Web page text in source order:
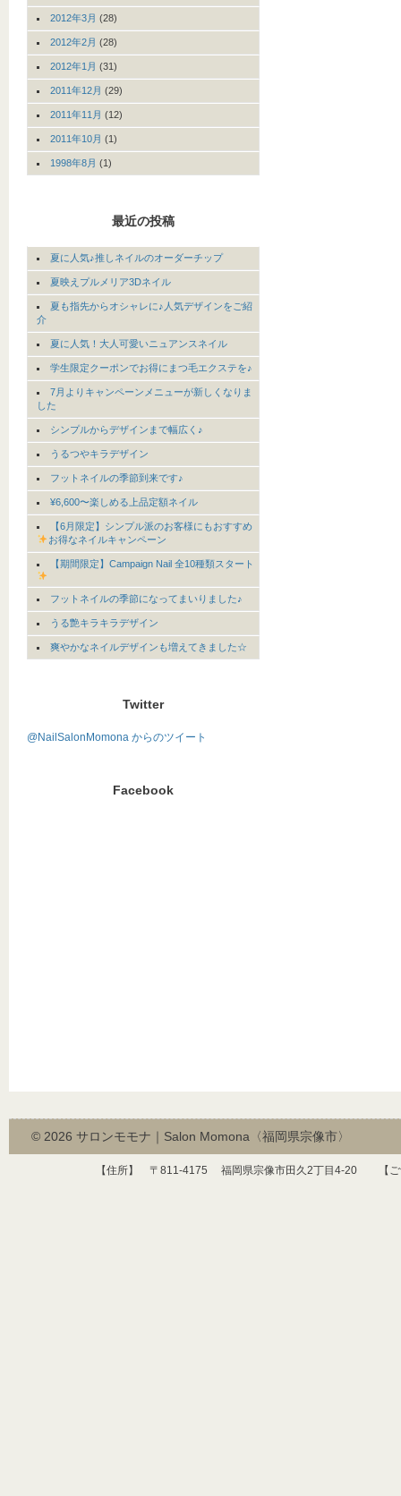
2012年3月 (28)
2012年2月 (28)
2012年1月 (31)
2011年12月 (29)
2011年11月 (12)
2011年10月 (1)
1998年8月 (1)
最近の投稿
夏に人気♪推しネイルのオーダーチップ
夏映えプルメリア3Dネイル
夏も指先からオシャレに♪人気デザインをご紹
介
夏に人気！大人可愛いニュアンスネイル
学生限定クーポンでお得にまつ毛エクステを♪
7月よりキャンペーンメニューが新しくなりま
した
シンプルからデザインまで幅広く♪
うるつやキラデザイン
フットネイルの季節到来です♪
¥6,600〜楽しめる上品定額ネイル
【6月限定】シンプル派のお客様にもおすすめ
お得なネイルキャンペーン
【期間限定】Campaign Nail 全10種類スタート
フットネイルの季節になってまいりました♪
うる艶キラキラデザイン
爽やかなネイルデザインも増えてきました☆
Twitter
@NailSalonMomona からのツイート
Facebook
© 2026 サロンモモナ｜Salon Momona〈福岡県宗像市〉
【住所】 〒 811-4175 福岡県宗像市田久2丁目 4-20 【ご